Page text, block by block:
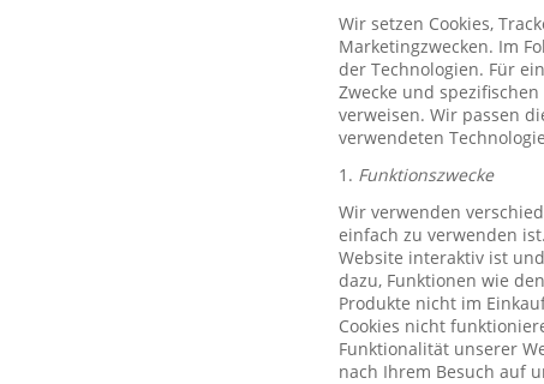
Wir setzen Cookies,
Marketingzwecken. Im
der Technologien. Für
Zwecke und
verweisen. Wir passen
verwendeten
1. Funktionszwecke
Wir verwenden
einfach zu verwenden
Website interaktiv ist
dazu, Funktionen wie
Produkte nicht im
Cookies nicht
Funktionalität unserer
nach Ihrem Besuch auf